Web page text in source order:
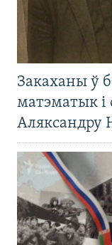
Закаханы ў
матэматык і
Аляксандру